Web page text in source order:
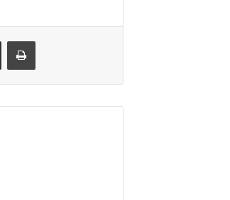
Compartilhar via e-mail Imprimir